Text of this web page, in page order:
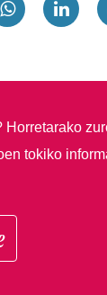
Horretarako
tokiko